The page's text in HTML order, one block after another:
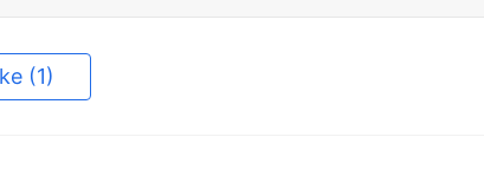
(1)